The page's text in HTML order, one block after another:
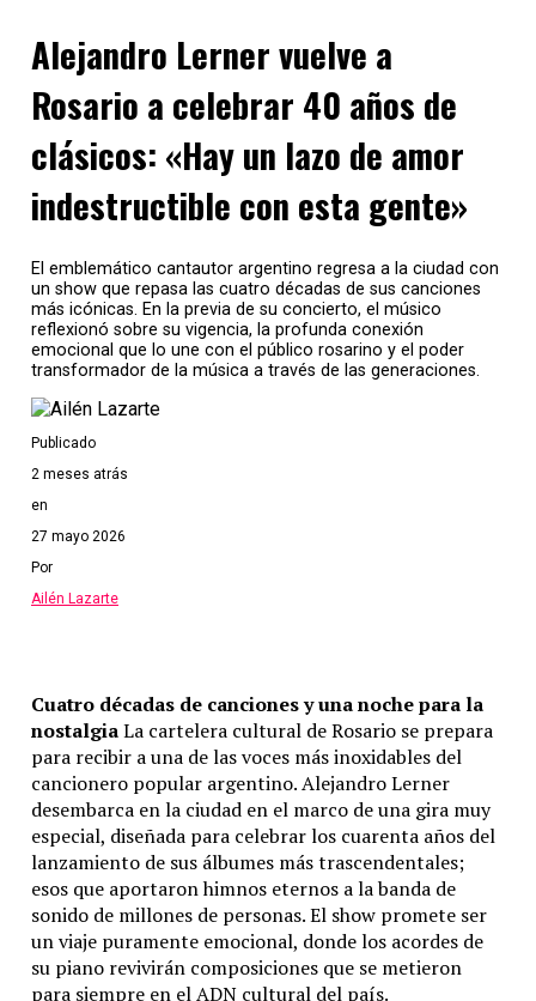
Alejandro Lerner vuelve a
Rosario a celebrar 40 años de
clásicos: «Hay un lazo de amor
indestructible con esta gente»
El emblemático cantautor argentino regresa a la ciudad con
un show que repasa las cuatro décadas de sus canciones
más icónicas. En la previa de su concierto, el músico
reflexionó sobre su vigencia, la profunda conexión
emocional que lo une con el público rosarino y el poder
transformador de la música a través de las generaciones.
Publicado
2 meses atrás
en
27 mayo 2026
Por
Ailén Lazarte
Cuatro décadas de canciones y una noche para la
nostalgiaLa cartelera cultural de Rosario se prepara
para recibir a una de las voces más inoxidables del
cancionero popular argentino. Alejandro Lerner
desembarca en la ciudad en el marco de una gira muy
especial, diseñada para celebrar los cuarenta años del
lanzamiento de sus álbumes más trascendentales;
esos que aportaron himnos eternos a la banda de
sonido de millones de personas. El show promete ser
un viaje puramente emocional, donde los acordes de
su piano revivirán composiciones que se metieron
para siempre en el ADN cultural del país.